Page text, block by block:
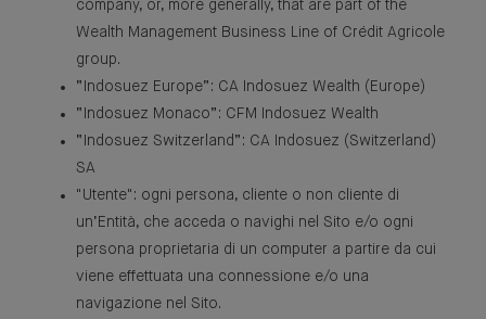
company, or, more generally, that are part of the
Wealth Management Business Line of Crédit Agricole
group.
“Indosuez Europe”: CA Indosuez Wealth (Europe)
“Indosuez Monaco”: CFM Indosuez Wealth
“Indosuez Switzerland”: CA Indosuez (Switzerland)
SA
"Utente": ogni persona, cliente o non cliente di
un’Entità, che acceda o navighi nel Sito e/o ogni
persona proprietaria di un computer a partire da cui
viene effettuata una connessione e/o una
navigazione nel Sito.